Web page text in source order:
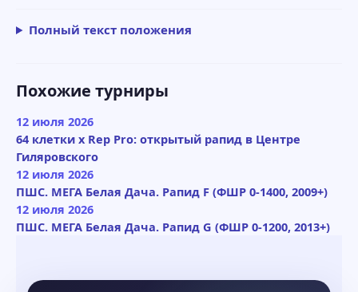
Полный текст положения
Похожие турниры
12 июля 2026
64 клетки x Rep Pro: открытый рапид в Центре
Гиляровского
12 июля 2026
ПШС. МЕГА Белая Дача. Рапид F (ФШР 0-1400, 2009+)
12 июля 2026
ПШС. МЕГА Белая Дача. Рапид G (ФШР 0-1200, 2013+)